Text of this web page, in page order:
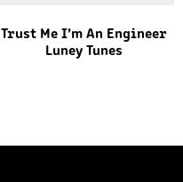
Trust Me I’m An Engineer
Luney Tunes